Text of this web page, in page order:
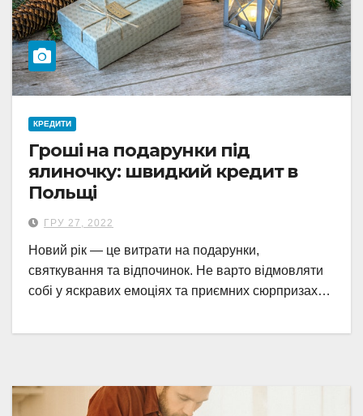
КРЕДИТИ
Гроші на подарунки під
ялиночку: швидкий кредит в
Польщі
ГРУ 27, 2022
Новий рік — це витрати на подарунки,
святкування та відпочинок. Не варто відмовляти
собі у яскравих емоціях та приємних сюрпризах…